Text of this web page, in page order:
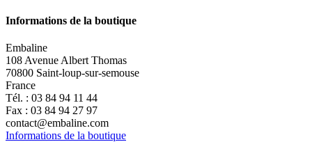
Informations de la boutique
Embaline
108 Avenue Albert Thomas
70800 Saint-loup-sur-semouse
France
Tél. : 03 84 94 11 44
Fax : 03 84 94 27 97
contact@embaline.com
Informations de la boutique